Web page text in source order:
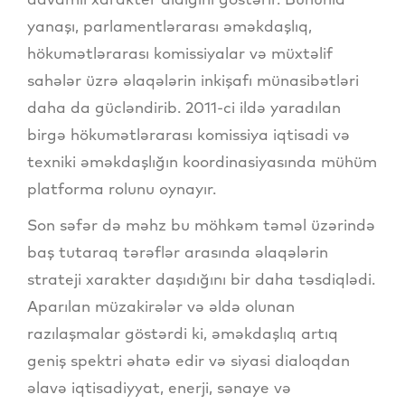
yanaşı, parlamentlərarası əməkdaşlıq,
hökumətlərarası komissiyalar və müxtəlif
sahələr üzrə əlaqələrin inkişafı münasibətləri
daha da gücləndirib. 2011-ci ildə yaradılan
birgə hökumətlərarası komissiya iqtisadi və
texniki əməkdaşlığın koordinasiyasında mühüm
platforma rolunu oynayır.
Son səfər də məhz bu möhkəm təməl üzərində
baş tutaraq tərəflər arasında əlaqələrin
strateji xarakter daşıdığını bir daha təsdiqlədi.
Aparılan müzakirələr və əldə olunan
razılaşmalar göstərdi ki, əməkdaşlıq artıq
geniş spektri əhatə edir və siyasi dialoqdan
əlavə iqtisadiyyat, enerji, sənaye və